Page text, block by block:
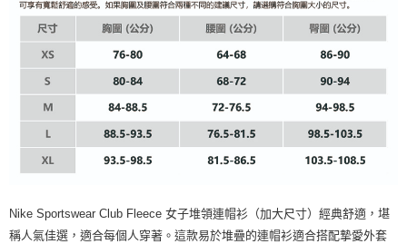
Nike Sportswear Club Fleece 女子堆領連帽衫（加大尺寸）經典舒適，堪
稱人氣佳選，適合每個人穿著。這款易於堆疊的連帽衫適合搭配摯愛外套